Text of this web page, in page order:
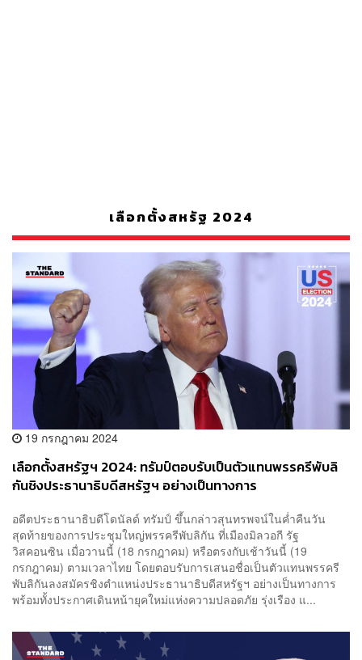
เลือกตั้งสหรัฐ 2024
19 กรกฎาคม 2024
เลือกตั้งสหรัฐฯ 2024: ทรัมป์ตอบรับเป็นตัวแทนพรรครีพับลิ
กันชิงประธานาธิบดีสหรัฐฯ อย่างเป็นทางการ
อดีตประธานาธิบดีโดนัลด์ ทรัมป์ ขึ้นกล่าวสุนทรพจน์ในค่ำคืนวัน
สุดท้ายของการประชุมใหญ่พรรครีพับลิกัน ที่เมืองมิลวอกี รัฐ
วิสคอนซิน เมื่อวานนี้ (18 กรกฎาคม) หรือตรงกับเช้าวันนี้ (19
กรกฎาคม) ตามเวลาไทย โดยตอบรับการเสนอชื่อเป็นตัวแทนพรรครี
พับลิกันลงสมัครชิงตำแหน่งประธานาธิบดีสหรัฐฯ อย่างเป็นทางการ
พร้อมทั้งประกาศเดินหน้ายุคใหม่แห่งความปลอดภัย รุ่งเรือง แ...